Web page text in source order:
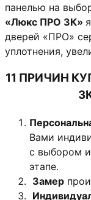
панелью на
«Люкс ПРО 3К»
дверей «ПРО»
уплотнения,
11 ПРИЧИН
Вами
с выбором
этапе.
Замер